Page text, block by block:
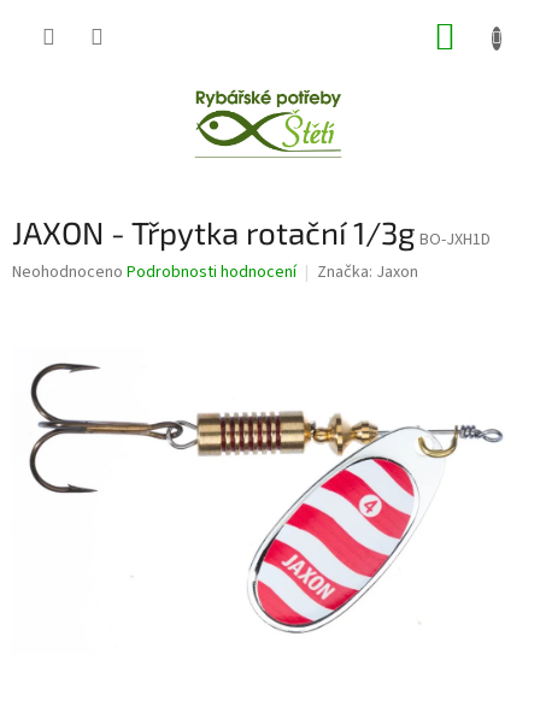
JAXON - Třpytka rotační 1/3g BO-JXH1D
Průměrné
hvězdiček.
Neohodnoceno Podrobnosti hodnocení Značka: Jaxon